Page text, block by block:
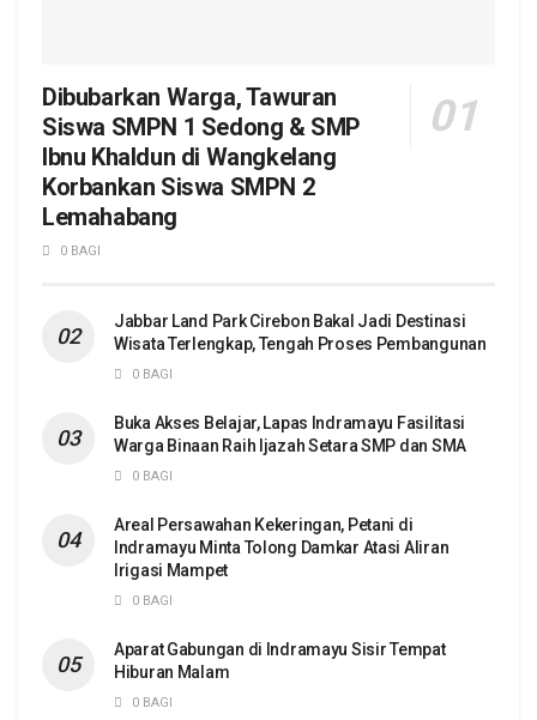
Dibubarkan Warga, Tawuran
Siswa SMPN 1 Sedong & SMP
Ibnu Khaldun di Wangkelang
Korbankan Siswa SMPN 2
Lemahabang
0 BAGI
Jabbar Land Park Cirebon Bakal Jadi Destinasi
Wisata Terlengkap, Tengah Proses Pembangunan
0 BAGI
Buka Akses Belajar, Lapas Indramayu Fasilitasi
Warga Binaan Raih Ijazah Setara SMP dan SMA
0 BAGI
Areal Persawahan Kekeringan, Petani di
Indramayu Minta Tolong Damkar Atasi Aliran
Irigasi Mampet
0 BAGI
Aparat Gabungan di Indramayu Sisir Tempat
Hiburan Malam
0 BAGI